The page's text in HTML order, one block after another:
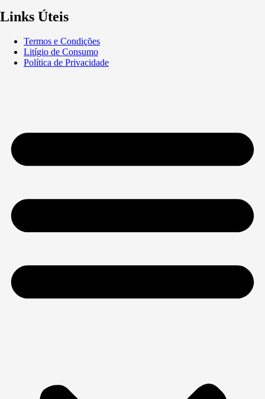
Links Úteis
Termos e Condições
Litígio de Consumo
Política de Privacidade